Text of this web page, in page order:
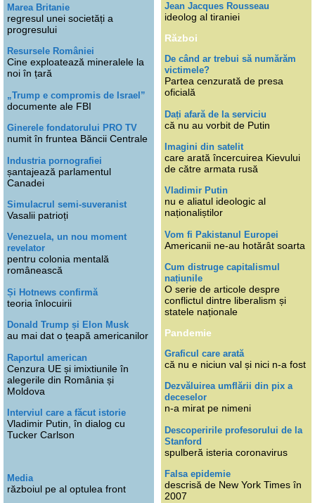
Marea Britanie
regresul unei societăți a
progresului
Resursele României
Cine exploatează mineralele la
noi în țară
„Trump e compromis de Israel”
documente ale FBI
Ginerele fondatorului PRO TV
numit în fruntea Băncii Centrale
Industria pornografiei
șantajează parlamentul
Canadei
Simulacrul semi-suveranist
Vasalii patrioți
Venezuela, un nou moment
revelator
pentru colonia mentală
românească
Și Hotnews confirmă
teoria înlocuirii
Donald Trump și Elon Musk
au mai dat o țeapă americanilor
Raportul american
Cenzura UE și imixtiunile în
alegerile din România și
Moldova
Interviul care a făcut istorie
Vladimir Putin, în dialog cu
Tucker Carlson
Media
războiul pe al optulea front
Jean Jacques Rousseau
ideolog al tiraniei
Război
De când ar trebui să numărăm
victimele?
Partea cenzurată de presa
oficială
Dați afară de la serviciu
că nu au vorbit de Putin
Imagini din satelit
care arată încercuirea Kievului
de către armata rusă
Vladimir Putin
nu e aliatul ideologic al
naționaliștilor
Vom fi Pakistanul Europei
Americanii ne-au hotărât soarta
Cum distruge capitalismul
națiunile
O serie de articole despre
conflictul dintre liberalism și
statele naționale
Pandemie
Graficul care arată
că nu e niciun val și nici n-a fost
Dezvăluirea umflării din pix a
deceselor
n-a mirat pe nimeni
Descoperirile profesorului de la
Stanford
spulberă isteria coronavirus
Falsa epidemie
descrisă de New York Times în
2007